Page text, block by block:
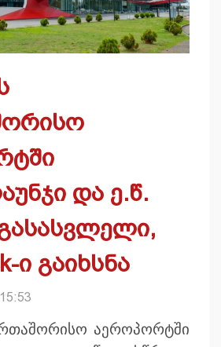
და ე.წ.
ი გაიხსნა
აეროპორტში